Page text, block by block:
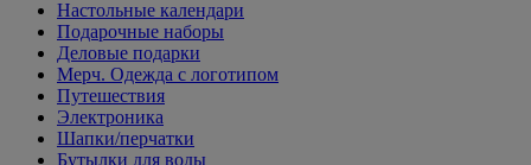
Настольные календари
Подарочные наборы
Деловые подарки
Мерч. Одежда с логотипом
Путешествия
Электроника
Шапки/перчатки
Бутылки для воды